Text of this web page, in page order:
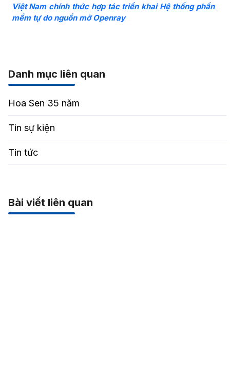
Việt Nam chính thức hợp tác triển khai Hệ thống phần
mềm tự do nguồn mở Openray
Danh mục liên quan
Hoa Sen 35 năm
Tin sự kiện
Tin tức
Bài viết liên quan